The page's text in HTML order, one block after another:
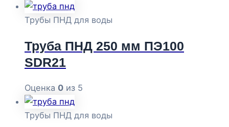
Трубы ПНД для воды
Труба ПНД 250 мм ПЭ100
SDR21
Оценка 0 из 5
Трубы ПНД для воды